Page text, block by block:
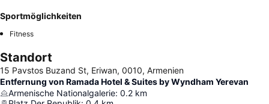
Sportmöglichkeiten
Fitness
Standort
15 Pavstos Buzand St, Eriwan, 0010, Armenien
Entfernung von Ramada Hotel & Suites by Wyndham Yerevan
Armenische Nationalgalerie: 0.2 km